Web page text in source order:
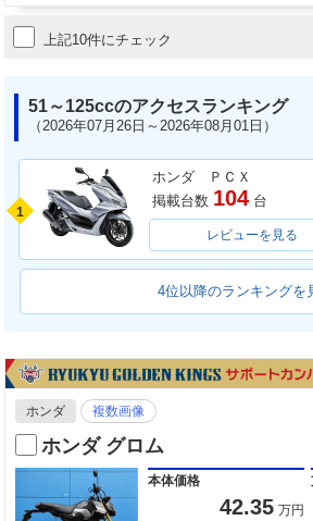
上記10件にチェック
51～125ccのアクセスランキング
（2026年07月26日～2026年08月01日）
1
ホンダ ＰＣＸ
掲載台数 104 台
レビューを見る
4位以降のランキングを
ホンダ 複数画像
ホンダ グロム
本体価格
42.35 万円